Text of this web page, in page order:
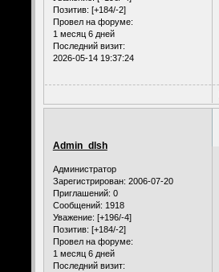
Позитив: [+184/-2]
Провел на форуме:
1 месяц 6 дней
Последний визит:
2026-05-14 19:37:24
Admin_dlsh
Администратор
Зарегистрирован: 2006-07-20
Приглашений: 0
Сообщений: 1918
Уважение: [+196/-4]
Позитив: [+184/-2]
Провел на форуме:
1 месяц 6 дней
Последний визит: